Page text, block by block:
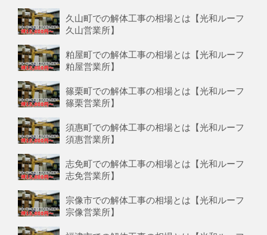
久山町での解体工事の相場とは【光和ルーフ
久山営業所】
粕屋町での解体工事の相場とは【光和ルーフ
粕屋営業所】
篠栗町での解体工事の相場とは【光和ルーフ
篠栗営業所】
須惠町での解体工事の相場とは【光和ルーフ
須惠営業所】
志免町での解体工事の相場とは【光和ルーフ
志免営業所】
宗像市での解体工事の相場とは【光和ルーフ
宗像営業所】